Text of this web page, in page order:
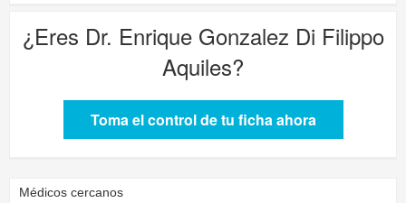
¿Eres Dr. Enrique Gonzalez Di Filippo
Aquiles?
Toma el control de tu ficha ahora
Médicos cercanos